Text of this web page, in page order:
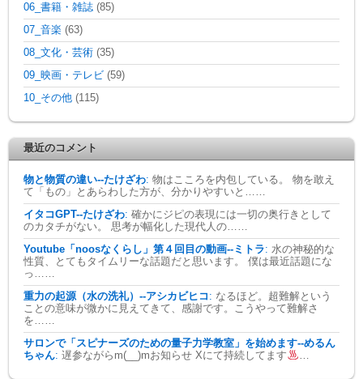
06_書籍・雑誌 (85)
07_音楽 (63)
08_文化・芸術 (35)
09_映画・テレビ (59)
10_その他 (115)
最近のコメント
物と物質の違い--たけざわ: 物はこころを内包している。 物を敢え
て「もの」とあらわした方が、分かりやすいと……
イタコGPT--たけざわ: 確かにジピの表現には一切の奥行きとして
のカタチがない。 思考が幅化した現代人の……
Youtube「noosなくらし」第４回目の動画--ミトラ: 水の神秘的な
性質、とてもタイムリーな話題だと思います。 僕は最近話題にな
っ……
重力の起源（水の洗礼）--アシカビヒコ : なるほど。超難解という
ことの意味が微かに見えてきて、感謝です。こうやって難解さ
を……
サロンで「スピナーズのための量子力学教室」を始めます--めるん
ちゃん: 遅参ながらm(__)mお知らせ Xにて持続してます …